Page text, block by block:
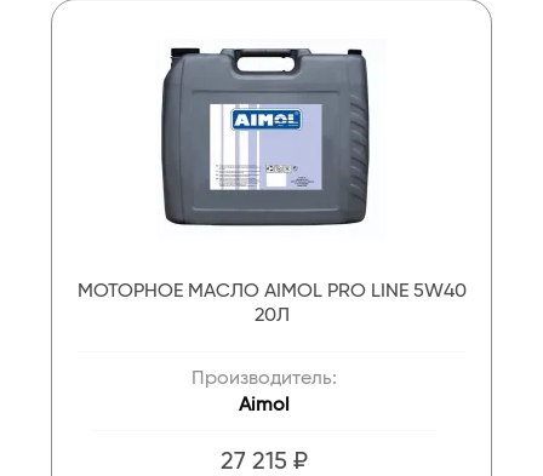
МОТОРНОЕ МАСЛО AIMOL PRO LINE 5W40
20Л
Производитель:
Aimol
27 215 ₽